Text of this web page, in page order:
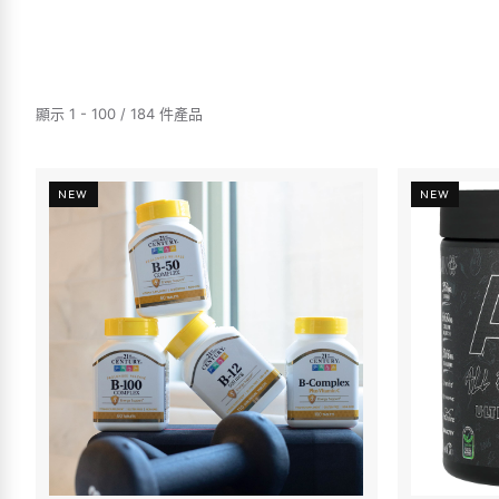
顯示 1 - 100 / 184 件產品
NEW NEW